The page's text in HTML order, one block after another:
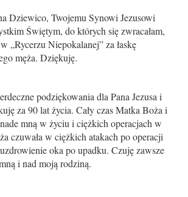
Dziewico, Twojemu Synowi Jezusowi
Świętym, do których się zwracałam,
„Rycerzu Niepokalanej” za łaskę
męża. Dziękuję.
podziękowania dla Pana Jezusa i
za 90 lat życia. Cały czas Matka Boża i
mną w życiu i ciężkich operacjach w
czuwała w ciężkich atakach po operacji
oka po upadku. Czuję zawsze
i nad moją rodziną.